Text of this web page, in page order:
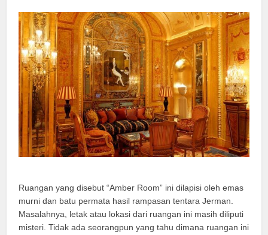
Ruangan yang disebut “Amber Room” ini dilapisi oleh emas
murni dan batu permata hasil rampasan tentara Jerman.
Masalahnya, letak atau lokasi dari ruangan ini masih diliputi
misteri. Tidak ada seorangpun yang tahu dimana ruangan ini